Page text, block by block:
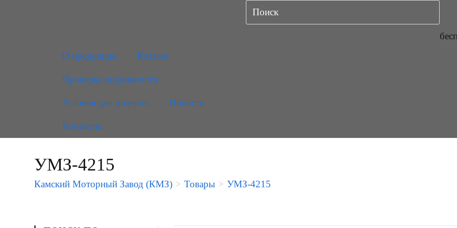
О продукции
Каталог
Проверка подлинности
Условия для дилеров Новости
Контакты
УМЗ-4215
Камский Моторный Завод (КМЗ) > Товары > УМЗ-4215